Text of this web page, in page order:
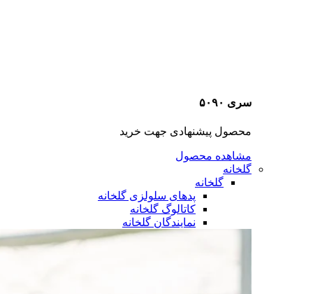
سری ۵۰۹۰
محصول پیشنهادی جهت خرید
مشاهده محصول
گلخانه
گلخانه
پدهای سلولزی گلخانه
کاتالوگ گلخانه
نمایندگان گلخانه